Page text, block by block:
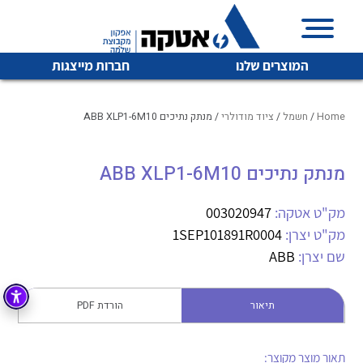
המוצרים שלנו חברות מייצגות
איכות | שרות | זמינות
והפצה של מוצרי
מיתוג, בקרה , ואינסטלציה חשמלית ופעילה ב7 תחומים:
חשמל
רובוטיקה ואוטומציה תעשייתית
לכל מוצרי היצרן
Home
/ חשמל / ציוד מודולרי/ מנתק נתיכים ABB XLP1-6M10
מנתק נתיכים ABB XLP1-6M10
מק"ט אטקה: 003020947
מק"ט יצרן: 1SEP101891R0004
שם יצרן: ABB
תיאור הורדת PDF
תאור מוצר מקוצר: